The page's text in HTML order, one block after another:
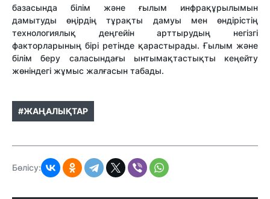
базасында білім және ғылым инфрақұрылымын
дамытуды өңірдің тұрақты дамуы мен өндірістің
технологиялық деңгейін арттырудың негізгі
факторларының бірі ретінде қарастырады. Ғылым және
білім беру саласындағы ынтымақтастықты кеңейту
жөніндегі жұмыс жалғасын табады.
#ЖАҢАЛЫҚТАР
Бөлісу: